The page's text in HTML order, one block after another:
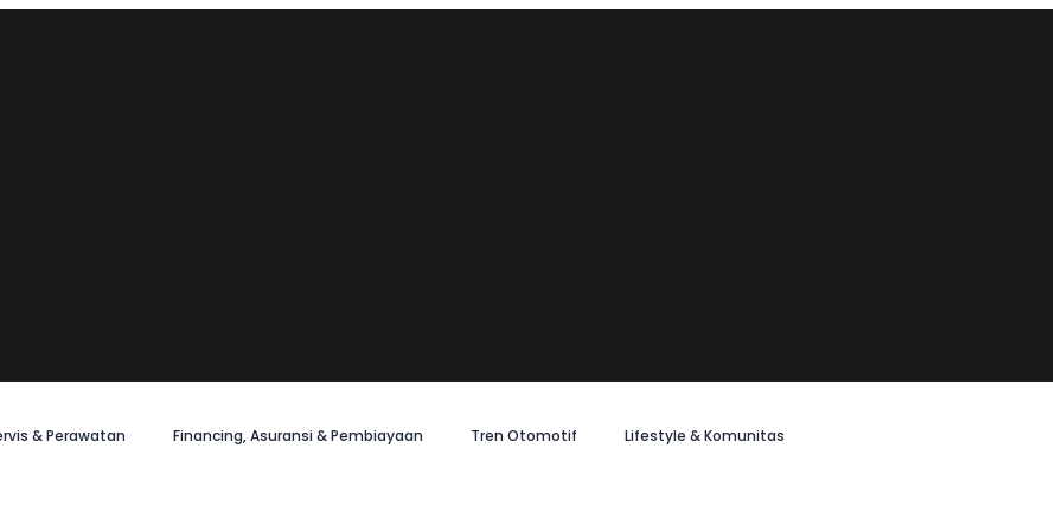
& Perawatan Financing, Asuransi & Pembiayaan Tren Otomotif Lifestyle & Komunitas